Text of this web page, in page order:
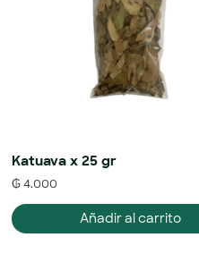
Katuava x 25 gr
₲4.000
Añadir al carrito